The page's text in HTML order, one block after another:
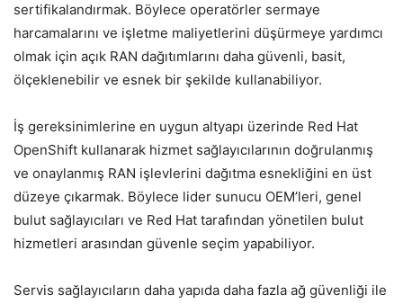
sertifikalandırmak. Böylece operatörler sermaye
harcamalarını ve işletme maliyetlerini düşürmeye yardımcı
olmak için açık RAN dağıtımlarını daha güvenli, basit,
ölçeklenebilir ve esnek bir şekilde kullanabiliyor.
İş gereksinimlerine en uygun altyapı üzerinde Red Hat
OpenShift kullanarak hizmet sağlayıcılarının doğrulanmış
ve onaylanmış RAN işlevlerini dağıtma esnekliğini en üst
düzeye çıkarmak. Böylece lider sunucu OEM’leri, genel
bulut sağlayıcıları ve Red Hat tarafından yönetilen bulut
hizmetleri arasından güvenle seçim yapabiliyor.
Servis sağlayıcıların daha yapıda daha fazla ağ güvenliği ile